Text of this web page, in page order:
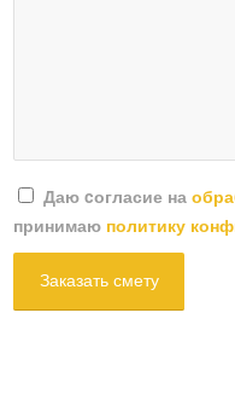
Даю cогласие на
принимаю политику